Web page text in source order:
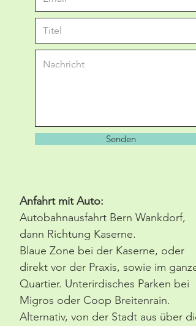
Senden
Anfahrt mit Auto:
Autobahnausfahrt Bern Wankdorf,
dann Richtung Kaserne.
Blaue Zone bei der Kaserne, oder
direkt vor der Praxis, sowie im
Quartier. Unterirdisches Parken bei
Migros oder Coop Breitenrain.
Alternativ, von der Stadt aus über die